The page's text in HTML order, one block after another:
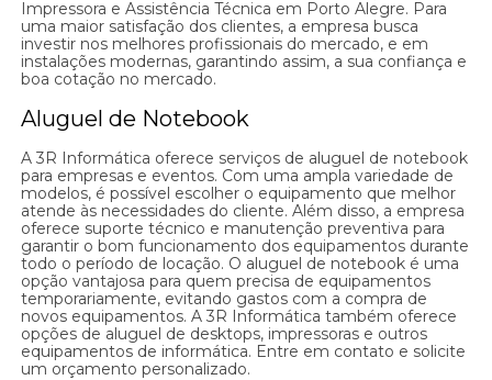
Impressora e Assistência Técnica em Porto Alegre. Para
uma maior satisfação dos clientes, a empresa busca
investir nos melhores profissionais do mercado, e em
instalações modernas, garantindo assim, a sua confiança e
boa cotação no mercado.
Aluguel de Notebook
A 3R Informática oferece serviços de aluguel de notebook
para empresas e eventos. Com uma ampla variedade de
modelos, é possível escolher o equipamento que melhor
atende às necessidades do cliente. Além disso, a empresa
oferece suporte técnico e manutenção preventiva para
garantir o bom funcionamento dos equipamentos durante
todo o período de locação. O aluguel de notebook é uma
opção vantajosa para quem precisa de equipamentos
temporariamente, evitando gastos com a compra de
novos equipamentos. A 3R Informática também oferece
opções de aluguel de desktops, impressoras e outros
equipamentos de informática. Entre em contato e solicite
um orçamento personalizado.